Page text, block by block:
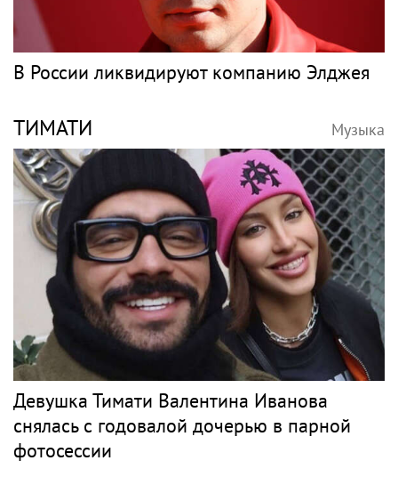
В России ликвидируют компанию Элджея
ТИМАТИ Музыка
Девушка Тимати Валентина Иванова
снялась с годовалой дочерью в парной
фотосессии